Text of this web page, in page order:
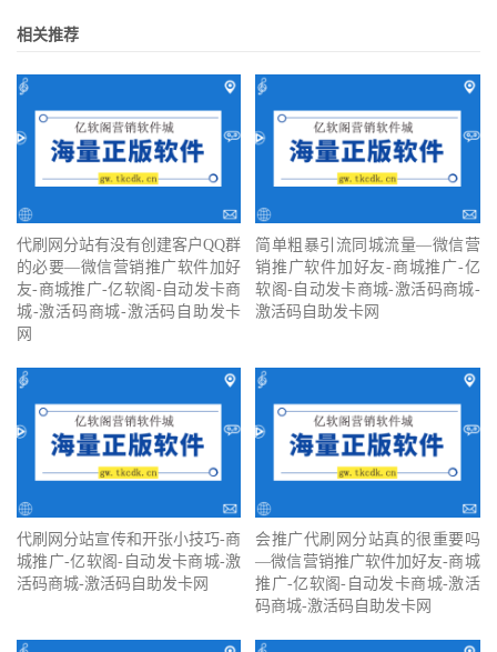
相关推荐
代刷网分站有没有创建客户QQ群
的必要—微信营销推广软件加好
友-商城推广-亿软阁-自动发卡商
城-激活码商城-激活码自助发卡
网
简单粗暴引流同城流量—微信营
销推广软件加好友-商城推广-亿
软阁-自动发卡商城-激活码商城-
激活码自助发卡网
代刷网分站宣传和开张小技巧-商
城推广-亿软阁-自动发卡商城-激
活码商城-激活码自助发卡网
会推广代刷网分站真的很重要吗
—微信营销推广软件加好友-商城
推广-亿软阁-自动发卡商城-激活
码商城-激活码自助发卡网